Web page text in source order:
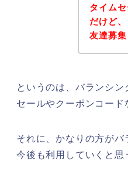
タイム
だけど
友達募
というのは、バランシ
セールやクーポンコード
それに、かなりの方が
今後も利用していくと思